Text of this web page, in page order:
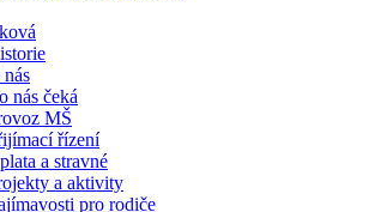
nás čeká
MŠ
řízení
a stravné
a aktivity
pro rodiče